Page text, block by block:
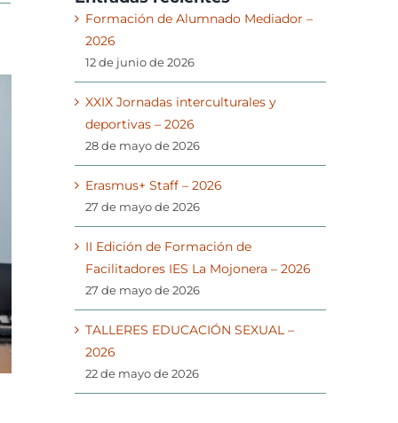
Formación de Alumnado Mediador –
2026
12 de junio de 2026
XXIX Jornadas interculturales y
deportivas – 2026
28 de mayo de 2026
Erasmus+ Staff – 2026
27 de mayo de 2026
II Edición de Formación de
Facilitadores IES La Mojonera – 2026
27 de mayo de 2026
TALLERES EDUCACIÓN SEXUAL –
2026
22 de mayo de 2026